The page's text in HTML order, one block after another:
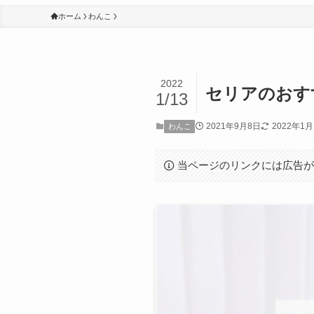
ホーム わんこ
セリアのお
2022
1/13
わんこ 2021年9月8日 2022年1
当ページのリンクには広告